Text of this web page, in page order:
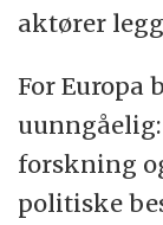
aktører
For Europa
forskning
politiske